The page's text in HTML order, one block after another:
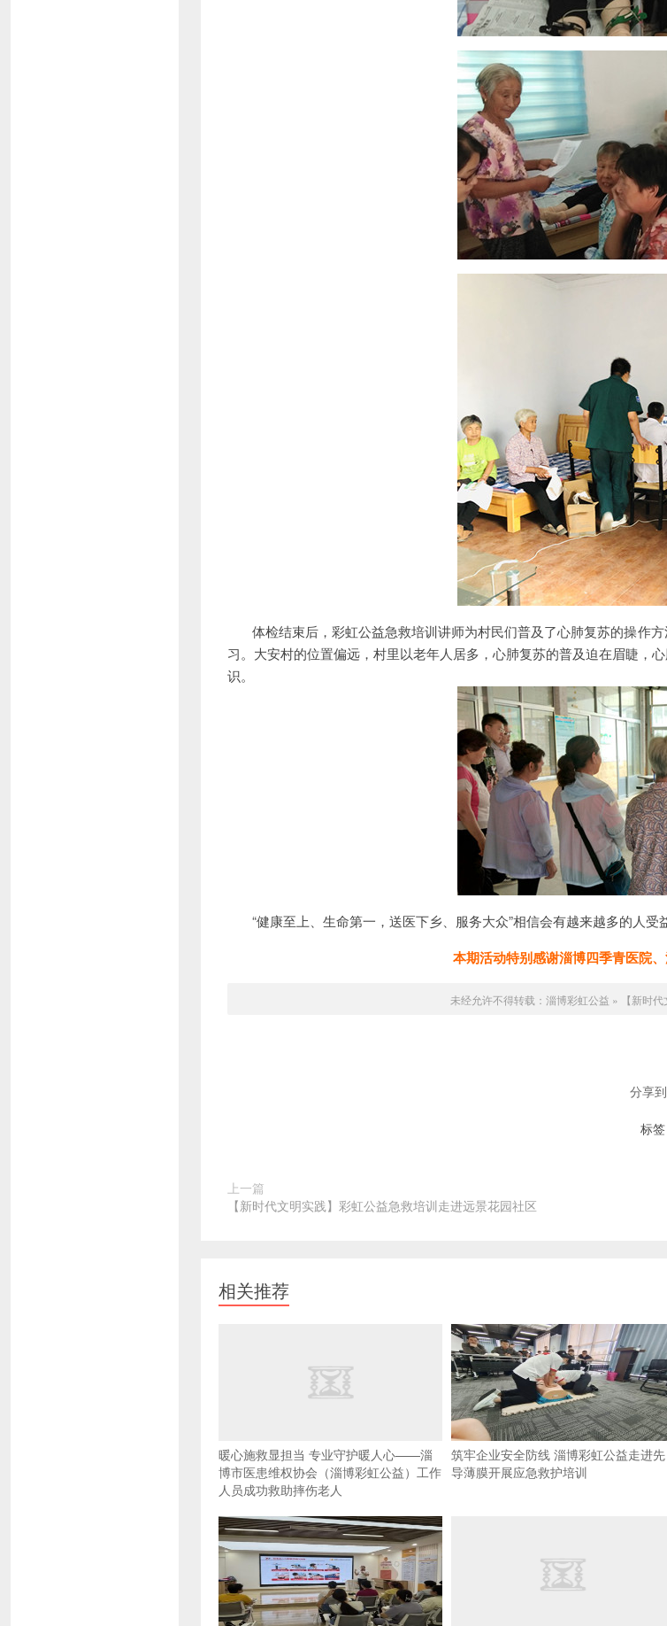
体检结束后，彩虹公益急救培训讲师为村民们普及了心肺复苏的操作
习。大安村的位置偏远，村里以老年人居多，心肺复苏的普及迫在眉睫，
识。
“健康至上、生命第一，送医下乡、服务大众”相信会有越来越多的人受
本期活动特别感谢淄博四季青医院
未经允许不得转载： 淄博彩虹公益 » 【新时
分享到
标签
上一篇
【新时代文明实践】彩虹公益急救培训走进远景花园社区
相关推荐
暖心施救显担当 专业守护暖人心——淄
博市医患维权协会（淄博彩虹公益）工作
人员成功救助摔伤老人
筑牢企业安全防线 淄博彩虹公益走进先
导薄膜开展应急救护培训